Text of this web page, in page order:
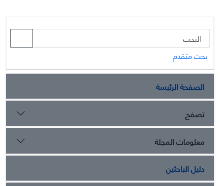
بحث متقدم
الصفحة الرئيسة
تصفح
معلومات المجلة
دليل الباحثين